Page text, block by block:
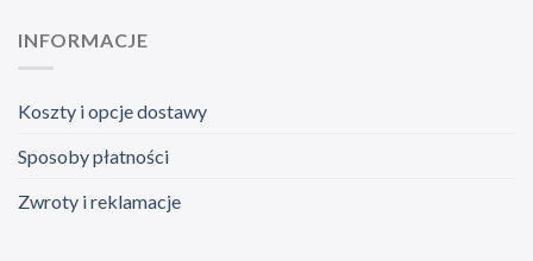
INFORMACJE
Koszty i opcje dostawy
Sposoby płatności
Zwroty i reklamacje